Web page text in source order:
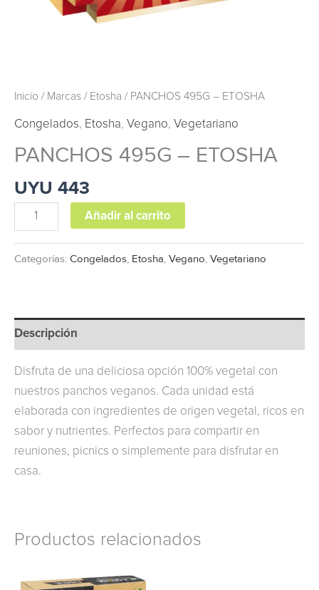
Inicio / Marcas / Etosha / PANCHOS 495G – ETOSHA
Congelados, Etosha, Vegano, Vegetariano
PANCHOS 495G – ETOSHA
UYU 443
Añadir al carrito
Categorías: Congelados, Etosha, Vegano, Vegetariano
Descripción
Disfruta de una deliciosa opción 100% vegetal con
nuestros panchos veganos. Cada unidad está
elaborada con ingredientes de origen vegetal, ricos en
sabor y nutrientes. Perfectos para compartir en
reuniones, picnics o simplemente para disfrutar en
casa.
Productos relacionados